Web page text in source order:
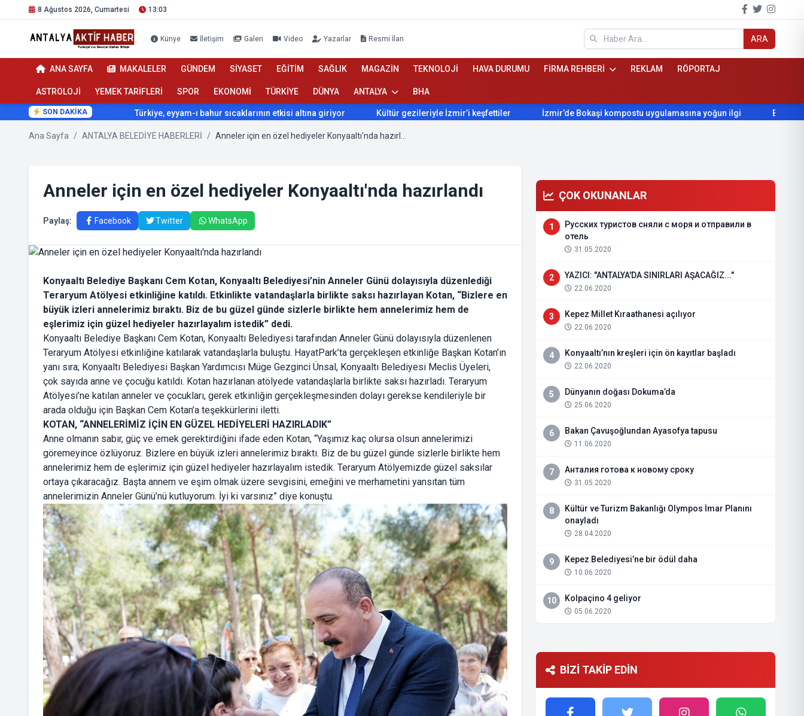
8 Ağustos 2026, Cumartesi 13:03
Künye İletişim Galeri Video Yazarlar Resmi İlan ARA
ANA SAYFA MAKALELER GÜNDEM SİYASET EĞİTİM SAĞLIK MAGAZİN TEKNOLOJİ HAVA DURUMU FİRMA REHBERİ REKLAM RÖPORTAJ
ASTROLOJİ YEMEK TARİFLERİ SPOR EKONOMİ TÜRKİYE DÜNYA ANTALYA BHA
SON DAKİKA
Türkiye, eyyam-ı bahur sıcaklarının etkisi altına giriyor Kültür gezileriyle İzmir’i keşfettiler İzmir’de Bokaşi kompostu uygulamasına yoğun ilgi Beydağ’ın yıllardır beklediği
Ana Sayfa / ANTALYA BELEDİYE HABERLERİ /
Anneler için en özel hediyeler Konyaaltı'nda hazırlandı
Paylaş: Facebook Twitter WhatsApp
Konyaaltı Belediye Başkanı Cem Kotan, Konyaaltı Belediyesi’nin Anneler Günü dolayısıyla düzenlediği
Teraryum Atölyesi etkinliğine katıldı. Etkinlikte vatandaşlarla birlikte saksı hazırlayan Kotan, “Bizlere en
büyük izleri annelerimiz bıraktı. Biz de bu güzel günde sizlerle birlikte hem annelerimiz hem de
eşlerimiz için güzel hediyeler hazırlayalım istedik” dedi.
Konyaaltı Belediye Başkanı Cem Kotan, Konyaaltı Belediyesi tarafından Anneler Günü dolayısıyla düzenlenen
Teraryum Atölyesi etkinliğine katılarak vatandaşlarla buluştu. HayatPark’ta gerçekleşen etkinliğe Başkan Kotan’ın
yanı sıra; Konyaaltı Belediyesi Başkan Yardımcısı Müge Gezginci Ünsal, Konyaaltı Belediyesi Meclis Üyeleri,
çok sayıda anne ve çocuğu katıldı. Kotan hazırlanan atölyede vatandaşlarla birlikte saksı hazırladı. Teraryum
Atölyesi’ne katılan anneler ve çocukları, gerek etkinliğin gerçekleşmesinden dolayı gerekse kendileriyle bir
arada olduğu için Başkan Cem Kotan’a teşekkürlerini iletti.
KOTAN, “ANNELERİMİZ İÇİN EN GÜZEL HEDİYELERİ HAZIRLADIK”
Anne olmanın sabır, güç ve emek gerektirdiğini ifade eden Kotan, “Yaşımız kaç olursa olsun annelerimizi
göremeyince özlüyoruz. Bizlere en büyük izleri annelerimiz bıraktı. Biz de bu güzel günde sizlerle birlikte hem
annelerimiz hem de eşlerimiz için güzel hediyeler hazırlayalım istedik. Teraryum Atölyemizde güzel saksılar
ortaya çıkaracağız. Başta annem ve eşim olmak üzere sevgisini, emeğini ve merhametini yansıtan tüm
annelerimizin Anneler Günü’nü kutluyorum. İyi ki varsınız” diye konuştu.
ÇOK OKUNANLAR
1
Русских туристов сняли с моря и отправили в
отель
31.05.2020
2 YAZICI: "ANTALYA'DA SINIRLARI AŞACAĞIZ..."
22.06.2020
3 Kepez Millet Kıraathanesi açılıyor
22.06.2020
4 Konyaaltı’nın kreşleri için ön kayıtlar başladı
22.06.2020
5 Dünyanın doğası Dokuma’da
25.06.2020
6 Bakan Çavuşoğlundan Ayasofya tapusu
11.06.2020
7 Анталия готова к новому сроку
31.05.2020
8
Kültür ve Turizm Bakanlığı Olympos İmar Planını
onayladı
28.04.2020
9 Kepez Belediyesi’ne bir ödül daha
10.06.2020
10 Kolpaçino 4 geliyor
05.06.2020
BİZİ TAKİP EDİN